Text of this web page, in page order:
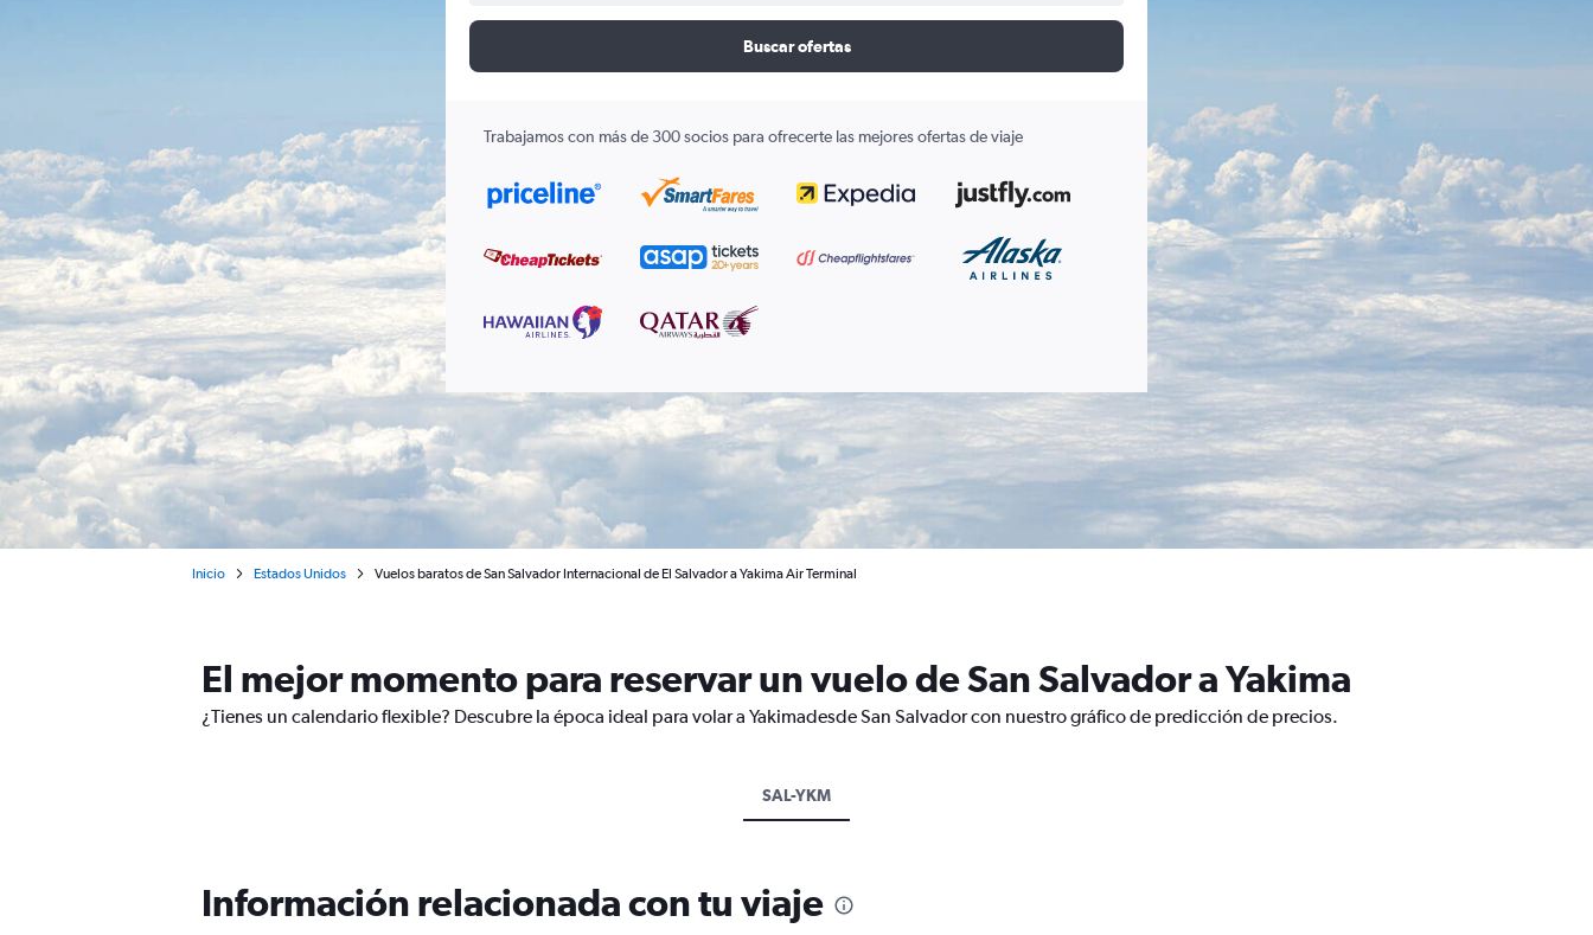
Buscar ofertas
Trabajamos con más de 300 socios para ofrecerte las mejores ofertas de viaje
Inicio Estados Unidos Vuelos baratos de San Salvador Internacional de El Salvador a Yakima Air Terminal
El mejor momento para reservar un vuelo de San Salvador a Yakima
¿Tienes un calendario flexible? Descubre la época ideal para volar a Yakimadesde San Salvador con nuestro gráfico de predicción de precios.
SAL-YKM
Información relacionada con tu viaje